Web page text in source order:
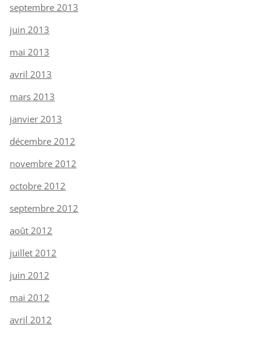
septembre 2013
juin 2013
mai 2013
avril 2013
mars 2013
janvier 2013
décembre 2012
novembre 2012
octobre 2012
septembre 2012
août 2012
juillet 2012
juin 2012
mai 2012
avril 2012